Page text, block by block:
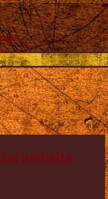
website